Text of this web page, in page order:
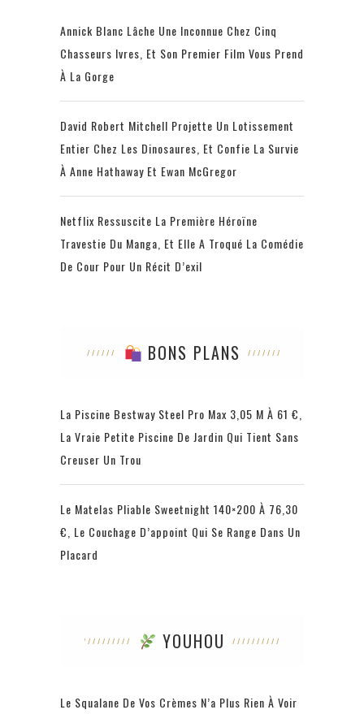
Annick Blanc Lâche Une Inconnue Chez Cinq
Chasseurs Ivres, Et Son Premier Film Vous Prend
À La Gorge
David Robert Mitchell Projette Un Lotissement
Entier Chez Les Dinosaures, Et Confie La Survie
À Anne Hathaway Et Ewan McGregor
Netflix Ressuscite La Première Héroïne
Travestie Du Manga, Et Elle A Troqué La Comédie
De Cour Pour Un Récit D’exil
BONS PLANS
La Piscine Bestway Steel Pro Max 3,05 M À 61 €,
La Vraie Petite Piscine De Jardin Qui Tient Sans
Creuser Un Trou
Le Matelas Pliable Sweetnight 140×200 À 76,30
€, Le Couchage D’appoint Qui Se Range Dans Un
Placard
YOUHOU
Le Squalane De Vos Crèmes N’a Plus Rien À Voir